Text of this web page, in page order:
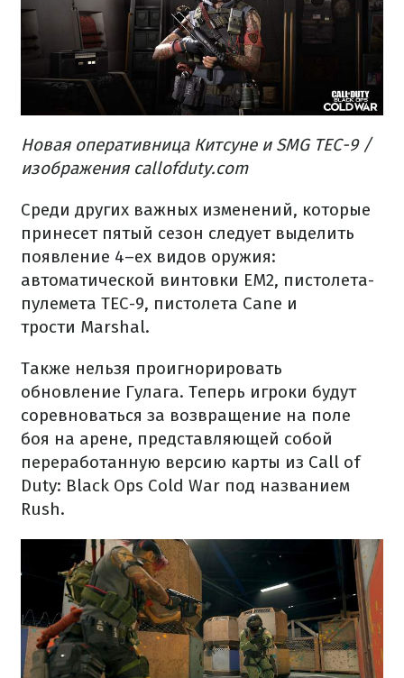
Новая оперативница Китсуне и SMG TEC-9 /
изображения callofduty.com
Среди других важных изменений, которые
принесет пятый сезон следует выделить
появление 4–ех видов оружия:
автоматической винтовки EM2, пистолета-
пулемета TEC-9, пистолета Cane и
трости Marshal.
Также нельзя проигнорировать
обновление Гулага. Теперь игроки будут
соревноваться за возвращение на поле
боя на арене, представляющей собой
переработанную версию карты из Call of
Duty: Black Ops Cold War под названием
Rush.